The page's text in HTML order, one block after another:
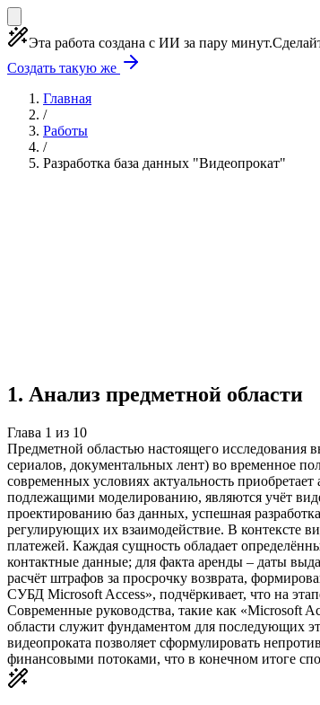
Эта работа создана с ИИ за пару минут.
Создать такую же
Главная
/
Работы
/
Разработка база данных "Видеопрокат"
1. Анализ предметной области
Глава 1 из 10
Предметной областью настоящего исследования
сериалов, документальных лент) во временное
современных условиях актуальность
подлежащими моделированию, являются учёт
проектированию баз данных, успешная
регулирующих их взаимодействие. В контексте
платежей. Каждая сущность обладает
контактные данные; для факта аренды – даты
расчёт штрафов за просрочку возврата,
СУБД Microsoft Access», подчёркивает, что на
Современные руководства, такие как «Microsoft
области служит фундаментом для последующих
видеопроката позволяет сформулировать
финансовыми потоками, что в конечном итоге